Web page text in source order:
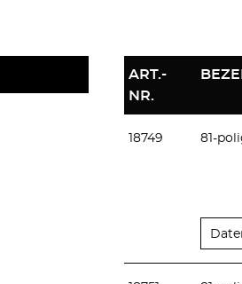
ART.-
NR.
18749 81-